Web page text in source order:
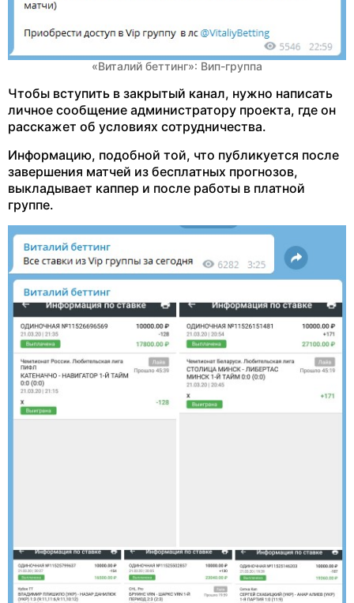
«Виталий беттинг»: Вип-группа
Чтобы вступить в закрытый канал, нужно написать
личное сообщение администратору проекта, где он
расскажет об условиях сотрудничества.
Информацию, подобной той, что публикуется после
завершения матчей из бесплатных прогнозов,
выкладывает каппер и после работы в платной
группе.